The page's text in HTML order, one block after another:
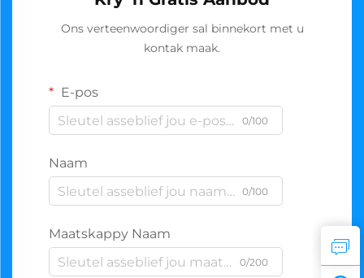
Ons verteenwoordiger sal binnekort met u
kontak maak.
E-pos
0/100
Naam
0/100
Maatskappy Naam
0/200